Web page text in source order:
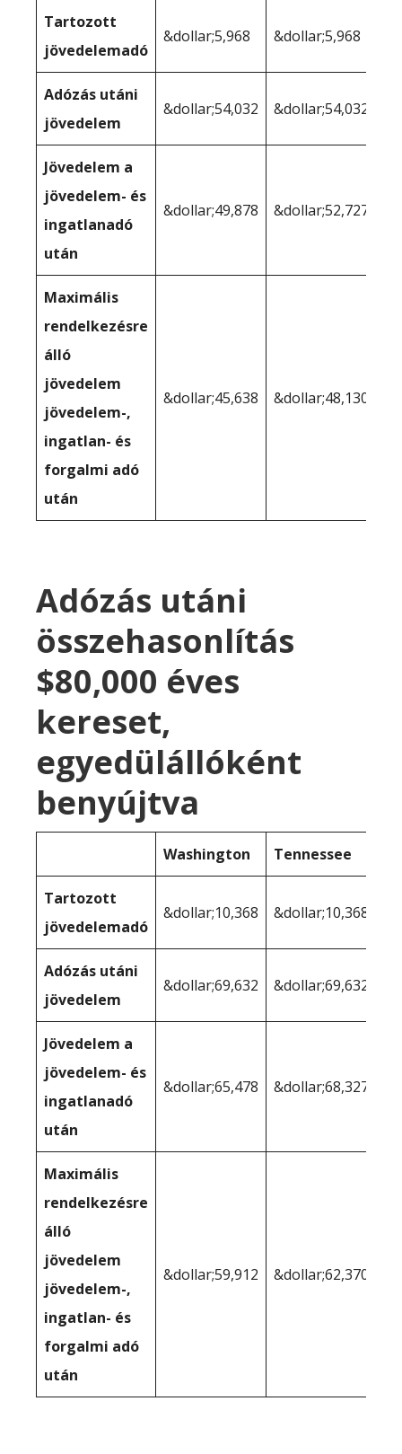
Tartozott
jövedelemadó
&dollar;5,968 &dollar;5,968
Adózás utáni
jövedelem
&dollar;54,032 &dollar;54,032
Jövedelem a
jövedelem- és
ingatlanadó
után
&dollar;49,878 &dollar;52,727
Maximális
rendelkezésre
álló
jövedelem
jövedelem-,
ingatlan- és
forgalmi adó
után
&dollar;45,638 &dollar;48,130
Adózás utáni
összehasonlítás
$80,000 éves
kereset,
egyedülállóként
benyújtva
Washington Tennessee
Tartozott
jövedelemadó
&dollar;10,368 &dollar;10,368
Adózás utáni
jövedelem
&dollar;69,632 &dollar;69,632
Jövedelem a
jövedelem- és
ingatlanadó
után
&dollar;65,478 &dollar;68,327
Maximális
rendelkezésre
álló
jövedelem
jövedelem-,
ingatlan- és
forgalmi adó
után
&dollar;59,912 &dollar;62,370